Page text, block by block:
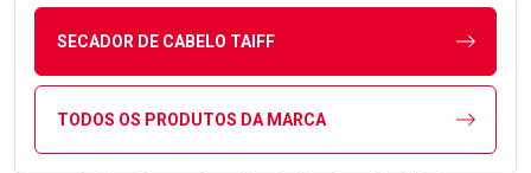
SECADOR DE CABELO TAIFF
TODOS OS PRODUTOS DA MARCA